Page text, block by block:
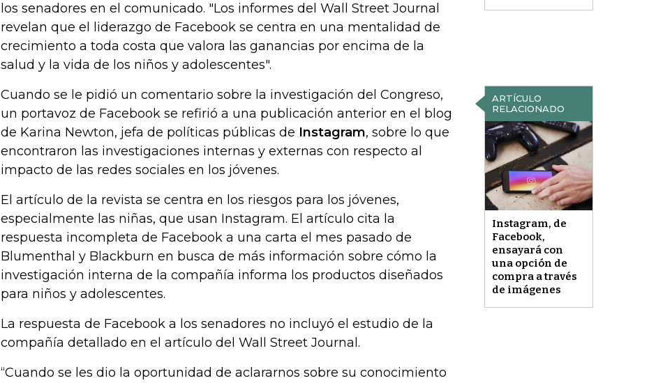
los senadores en el comunicado. "Los informes del Wall Street Journal
revelan que el liderazgo de Facebook se centra en una mentalidad de
crecimiento a toda costa que valora las ganancias por encima de la
salud y la vida de los niños y adolescentes".
ARTÍCULO
RELACIONADO
Instagram, de
Facebook,
ensayará con
una opción de
compra a través
de imágenes
Cuando se le pidió un comentario sobre la investigación del Congreso,
un portavoz de Facebook se refirió a una publicación anterior en el blog
de Karina Newton, jefa de políticas públicas de Instagram, sobre lo que
encontraron las investigaciones internas y externas con respecto al
impacto de las redes sociales en los jóvenes.
El artículo de la revista se centra en los riesgos para los jóvenes,
especialmente las niñas, que usan Instagram. El artículo cita la
respuesta incompleta de Facebook a una carta el mes pasado de
Blumenthal y Blackburn en busca de más información sobre cómo la
investigación interna de la compañía informa los productos diseñados
para niños y adolescentes.
La respuesta de Facebook a los senadores no incluyó el estudio de la
compañía detallado en el artículo del Wall Street Journal.
“Cuando se les dio la oportunidad de aclararnos sobre su conocimiento